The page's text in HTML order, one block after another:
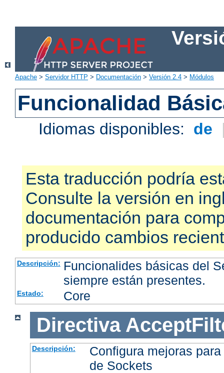
Apache > Servidor HTTP > Documentación > Versión 2.4 > Módulos
Funcionalidad
Idiomas disponibles: de
Esta traducción podría
Consulte la versión en
documentación para
producido cambios
Descripción: Funcionalides básicas del
siempre están presentes.
Estado: Core
Directiva
Descripción:
Configura mejoras
de Sockets